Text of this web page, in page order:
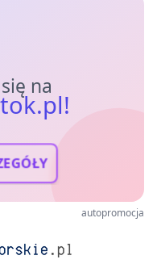
na
autopromocja